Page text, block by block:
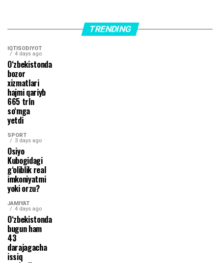
TRENDING
IQTISODIYOT
4 days ago
O‘zbekistonda
bozor
xizmatlari
hajmi qariyb
665 trln
so‘mga
yetdi
SPORT
3 days ago
Osiyo
Kubogidagi
g‘oliblik real
imkoniyatmi
yoki orzu?
JAMIYAT
4 days ago
O‘zbekistonda
bugun ham
43
darajagacha
issiq